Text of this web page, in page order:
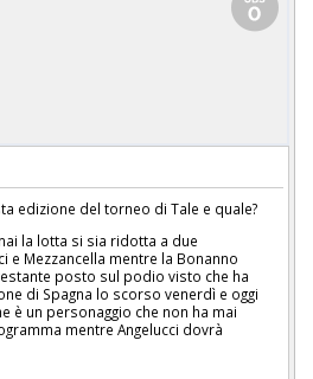
edizione del torneo di Tale e quale?
la lotta si sia ridotta a due
e Mezzancella mentre la Bonanno
posto sul podio visto che ha
di Spagna lo scorso venerdì e oggi
è un personaggio che non ha mai
mentre Angelucci dovrà